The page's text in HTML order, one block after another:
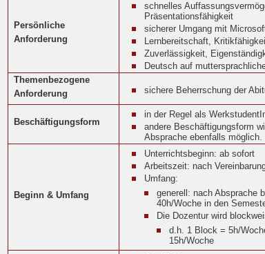
Persönliche
Anforderung
schnelles
Präsentationsfähigkeit
sicherer Umgang mit
Lernbereitschaft,
Zuverlässigkeit,
Deutsch auf
Themenbezogene
Anforderung
sichere Beherrschung der
Beschäftigungsform
in der Regel als
andere Beschäftigungsform
Absprache ebenfalls möglich.
Beginn & Umfang
Unterrichtsbeginn: ab sofort
Arbeitszeit: nach
Umfang:
generell: nach Absprache
40h/Woche in den
Die Dozentur wird
d.h. 1 Block = 5h/
15h/Woche